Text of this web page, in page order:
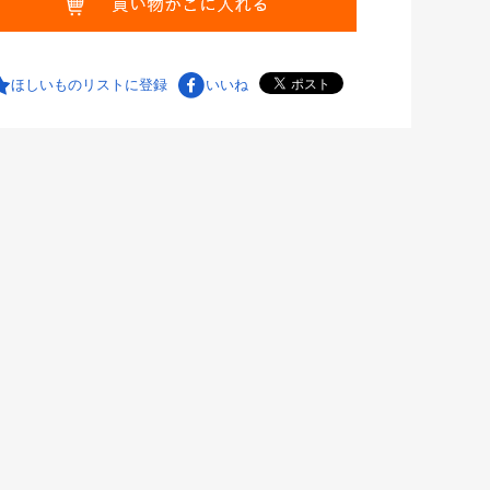
ほしいものリストに登録 いいね